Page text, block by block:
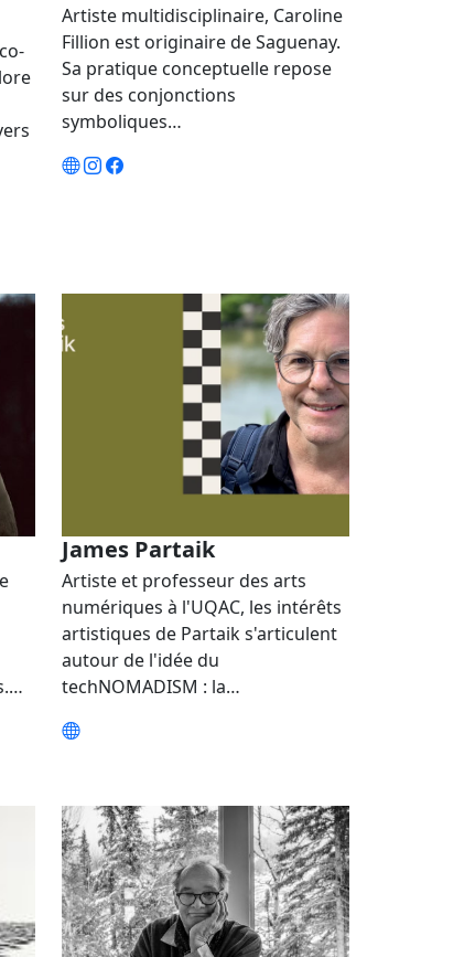
Artiste multidisciplinaire, Caroline
Fillion est originaire de Saguenay.
Sa pratique conceptuelle repose
sur des conjonctions
symboliques…
James Partaik
Artiste et professeur des arts
numériques à l'UQAC, les intérêts
artistiques de Partaik s'articulent
autour de l'idée du
techNOMADISM : la…